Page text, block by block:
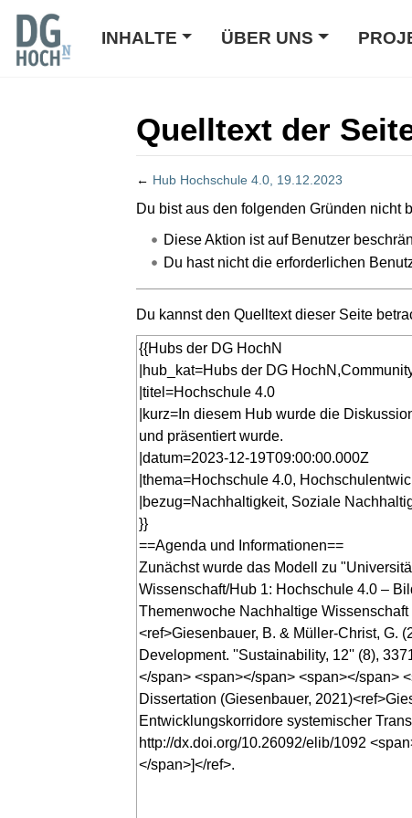
INHALTE ÜBER UNS
Quelltext der
← Hub Hochschule 4.0, 19.12.2023
Wechseln zu: Navigation Suche
Du bist aus den folgenden Gründen nicht
Diese Aktion ist auf Benutzer
Du hast nicht die erforderlichen
Du kannst den Quelltext dieser Seite